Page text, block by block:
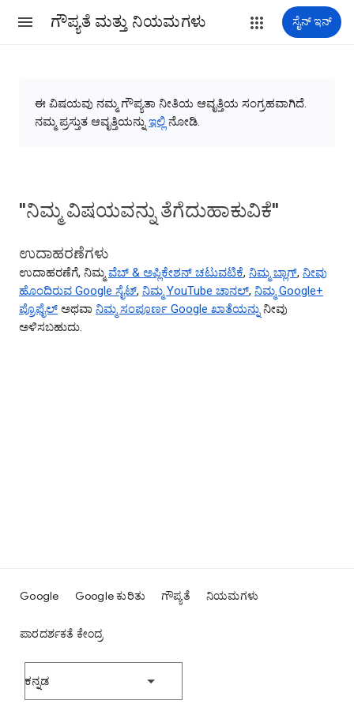
ಗೌಪ್ಯತೆ ಮತ್ತು ನಿಯಮಗಳು ಸೈನ್ ಇನ್
ಈ ವಿಷಯವು ನಮ್ಮ ಗೌಪ್ಯತಾ ನೀತಿಯ ಆವೃತ್ತಿಯ ಸಂಗ್ರಹವಾಗಿದೆ.
ನಮ್ಮ ಪ್ರಸ್ತುತ ಆವೃತ್ತಿಯನ್ನುಇಲ್ಲಿ ನೋಡಿ.
"ನಿಮ್ಮ ವಿಷಯವನ್ನು ತೆಗೆದುಹಾಕುವಿಕೆ"
ಉದಾಹರಣೆಗಳು
ಉದಾಹರಣೆಗೆ, ನಿಮ್ಮವೆಬ್ & ಅಪ್ಲಿಕೇಶನ್ ಚಟುವಟಿಕೆ, ನಿಮ್ಮ ಬ್ಲಾಗ್, ನೀವು
ಹೊಂದಿರುವ Google ಸೈಟ್, ನಿಮ್ಮ YouTube ಚಾನಲ್, ನಿಮ್ಮ Google+
ಪ್ರೊಫೈಲ್ ಅಥವಾ ನಿಮ್ಮ ಸಂಪೂರ್ಣ Google ಖಾತೆಯನ್ನುನೀವು
ಅಳಿಸಬಹುದು.
Google Google ಕುರಿತು ಗೌಪ್ಯತೆ ನಿಯಮಗಳು
ಪಾರದರ್ಶಕತೆ ಕೇಂದ್ರ
ಕನ್ನಡ